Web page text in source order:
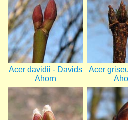
Acer davidii - Davids
Ahorn
Acer
Bild
Bild